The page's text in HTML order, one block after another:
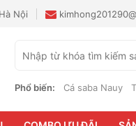
Nội
Phổ biến: Cá saba Nauy